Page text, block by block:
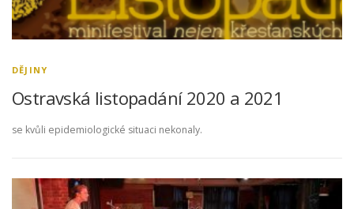
DĚJINY
Ostravská listopadání 2020 a 2021
se kvůli epidemiologické situaci nekonaly.